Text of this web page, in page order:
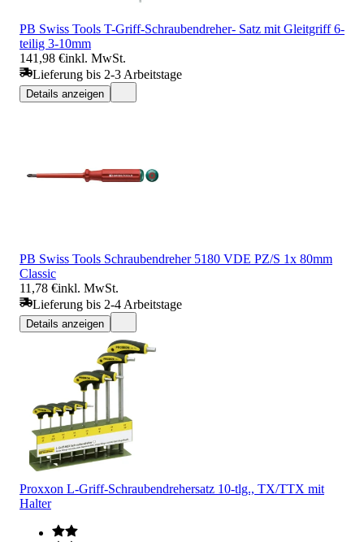
PB Swiss Tools T-Griff-Schraubendreher- Satz mit Gleitgriff 6-
teilig 3-10mm
141,98 €inkl. MwSt.
Lieferung bis 2-3 Arbeitstage
Details anzeigen
PB Swiss Tools Schraubendreher 5180 VDE PZ/S 1x 80mm
Classic
11,78 €inkl. MwSt.
Lieferung bis 2-4 Arbeitstage
Details anzeigen
Proxxon L-Griff-Schraubendrehersatz 10-tlg., TX/TTX mit
Halter